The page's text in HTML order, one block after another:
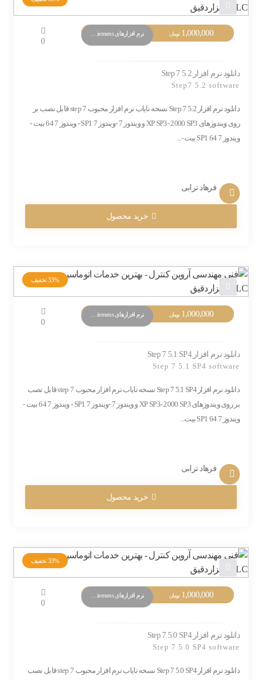
1,000,000 تومان نرم افزارهای PLC Siemens
0
دانلود نرم افزار Step 7 5.2
Step7 5.2 software
دانلود نرم افزار Step 7 5.2 نسخه نایاب نرم افزار محبوب step 7 قابل نصب بر
روی ویندوزهای XP SP3- 2000 SP3 و ویندوز 7 -ویندوز 7 SP1 - ویندوز 7 64 بیت -
ویندوز 7 SP1 64 بیت -...
فرهاد ترابی
خرید محصول
33% تخفیف
1,000,000 تومان نرم افزارهای PLC Siemens
0
دانلود نرم افزار Step 7 5.1 SP4
Step 7 5.1 SP4 software
دانلود نرم افزار Step 7 5.1 SP4 نسخه نایاب نرم افزار محبوب step 7 قابل نصب
بر روی ویندوزهای XP SP3- 2000 SP3 و ویندوز 7 -ویندوز 7 SP1 - ویندوز 7 64 بیت -
ویندوز 7 SP1 64 بیت...
فرهاد ترابی
خرید محصول
33% تخفیف
1,000,000 تومان نرم افزارهای PLC Siemens
0
دانلود نرم افزار Step 7 5.0 SP4
Step 7 5.0 SP4 software
دانلود نرم افزار Step 7 5.0 SP4 نسخه نایاب نرم افزار محبوب step 7 قابل نصب